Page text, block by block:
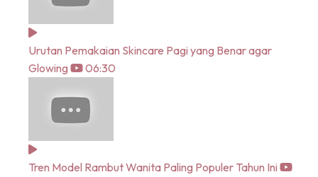
Urutan Pemakaian Skincare Pagi yang Benar agar
Glowing
06:30
Tren Model Rambut Wanita Paling Populer Tahun Ini